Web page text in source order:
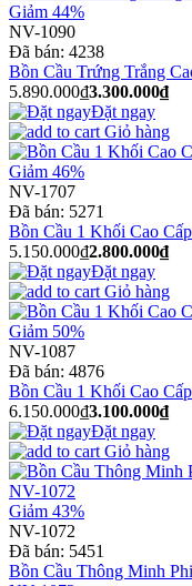
Giảm 44%
NV-1090
Đã bán: 4238
Bồn Cầu Trứng Trắng
5.890.000₫3.300.000₫
Đặt ngay
Giỏ hàng
Giảm 46%
NV-1707
Đã bán: 5271
Bồn Cầu 1 Khối Cao
5.150.000₫2.800.000₫
Đặt ngay
Giỏ hàng
Giảm 50%
NV-1087
Đã bán: 4876
Bồn Cầu 1 Khối Cao
6.150.000₫3.100.000₫
Đặt ngay
Giỏ hàng
Giảm 43%
NV-1072
Đã bán: 5451
Bồn Cầu Thông Minh